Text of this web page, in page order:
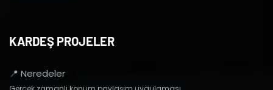
KARDEŞ PROJELER
📍 Neredeler